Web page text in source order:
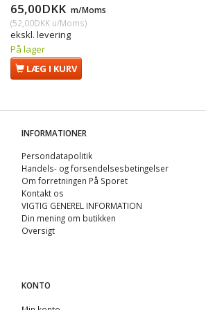
65,00DKK m/Moms
(52,00DKK u/Moms)
ekskl. levering
På lager
LÆG I KURV
INFORMATIONER
Persondatapolitik
Handels- og forsendelsesbetingelser
Om forretningen På Sporet
Kontakt os
VIGTIG GENEREL INFORMATION
Din mening om butikken
Oversigt
KONTO